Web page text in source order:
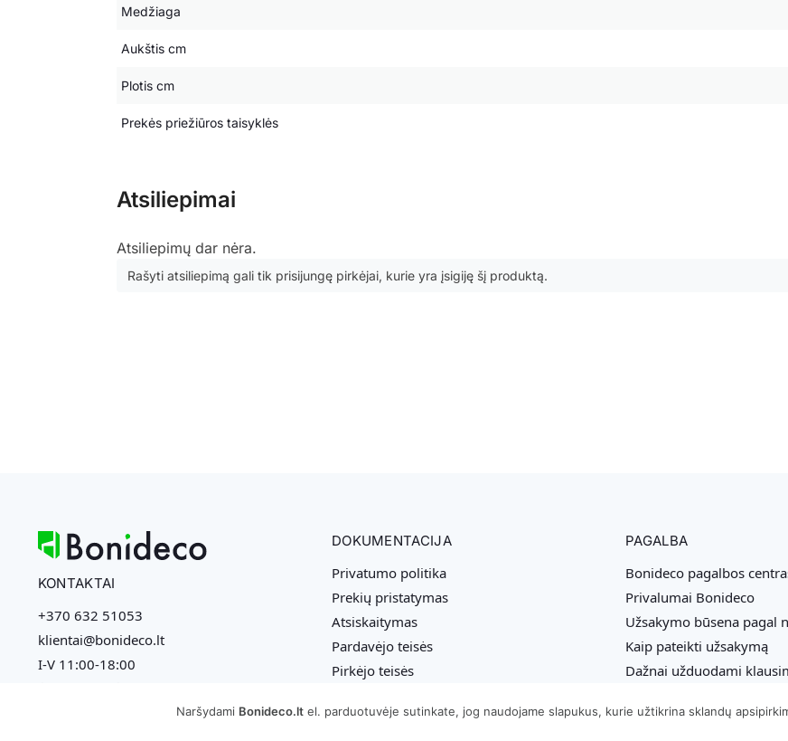
Medžiaga
Aukštis cm
Plotis cm
Prekės priežiūros taisyklės
Atsiliepimai
Atsiliepimų dar nėra.
Rašyti atsiliepimą gali tik prisijungę pirkėjai, kurie yra įsigiję šį produktą.
KONTAKTAI
+370 632 51053
klientai@bonideco.lt
I-V 11:00-18:00
DOKUMENTACIJA
Privatumo politika
Prekių pristatymas
Atsiskaitymas
Pardavėjo teisės
Pirkėjo teisės
PAGALBA
Bonideco pagalbos
Privalumai Bonideco
Užsakymo būsena pagal
Kaip pateikti užsakymą
Dažnai užduodami
Naršydami Bonideco.ltel. parduotuvėje sutinkate, jog naudojame slapukus, kurie užtikrina sklandų